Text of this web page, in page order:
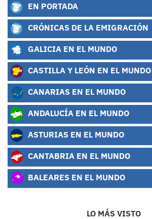
EN PORTADA
CRÓNICAS DE LA EMIGRACIÓN
GALICIA EN EL MUNDO
CASTILLA Y LEÓN EN EL MUNDO
CANARIAS EN EL MUNDO
ANDALUCÍA EN EL MUNDO
ASTURIAS EN EL MUNDO
CANTABRIA EN EL MUNDO
BALEARES EN EL MUNDO
LO MÁS VISTO